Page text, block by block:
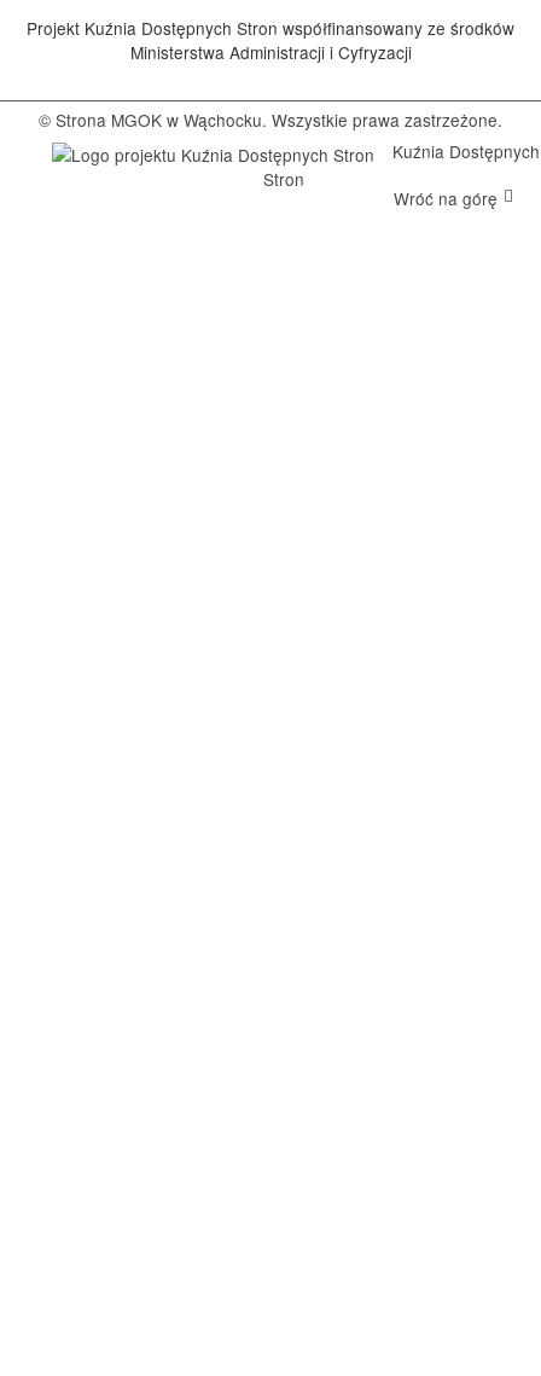
Projekt Kuźnia Dostępnych Stron współfinansowany ze środków
Ministerstwa Administracji i Cyfryzacji
© Strona MGOK w Wąchocku. Wszystkie prawa zastrzeżone.
Kuźnia Dostępnych
Stron
Wróć na górę